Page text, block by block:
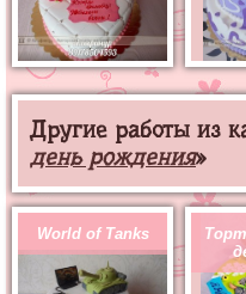
Другие работы из
день рождения»
World of Tanks